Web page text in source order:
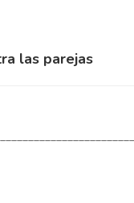
las parejas